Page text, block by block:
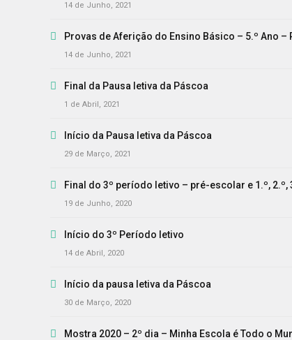
14 de Junho, 2021
Provas de Aferição do Ensino Básico – 5.º Ano
14 de Junho, 2021
Final da Pausa letiva da Páscoa
1 de Abril, 2021
Início da Pausa letiva da Páscoa
29 de Março, 2021
Final do 3º período letivo – pré-escolar e 1.º,
19 de Junho, 2020
Início do 3º Período letivo
14 de Abril, 2020
Início da pausa letiva da Páscoa
30 de Março, 2020
Mostra 2020 – 2º dia – Minha Escola é Todo o